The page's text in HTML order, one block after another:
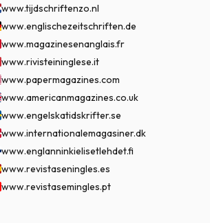
www.tijdschriftenzo.nl
www.englischezeitschriften.de
www.magazinesenanglais.fr
www.rivisteininglese.it
www.papermagazines.com
www.americanmagazines.co.uk
www.engelskatidskrifter.se
www.internationalemagasiner.dk
www.englanninkielisetlehdet.fi
www.revistaseningles.es
www.revistasemingles.pt